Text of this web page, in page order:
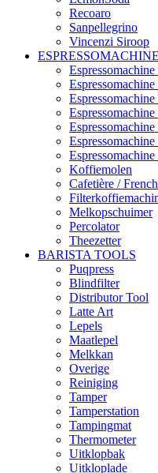
Recoaro
Sanpellegrino
Vincenzi Siroop
ESPRESSOMACHINE
Koffiemolen
Cafetière /
Melkopschuimer
Percolator
Theezetter
BARISTA TOOLS
Puqpress
Blindfilter
Distributor Tool
Latte Art
Lepels
Maatlepel
Melkkan
Overige
Reiniging
Tamper
Tamperstation
Tampingmat
Thermometer
Uitklopbak
Uitkloplade